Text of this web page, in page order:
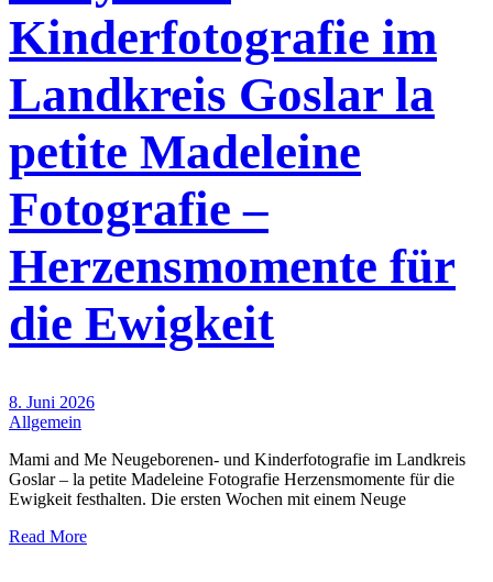
Kinderfotografie im
Landkreis Goslar la
petite Madeleine
Fotografie –
Herzensmomente für
die Ewigkeit
8. Juni 2026
Allgemein
Mami and Me Neugeborenen- und Kinderfotografie im Landkreis
Goslar – la petite Madeleine Fotografie Herzensmomente für die
Ewigkeit festhalten. Die ersten Wochen mit einem Neuge
Read More